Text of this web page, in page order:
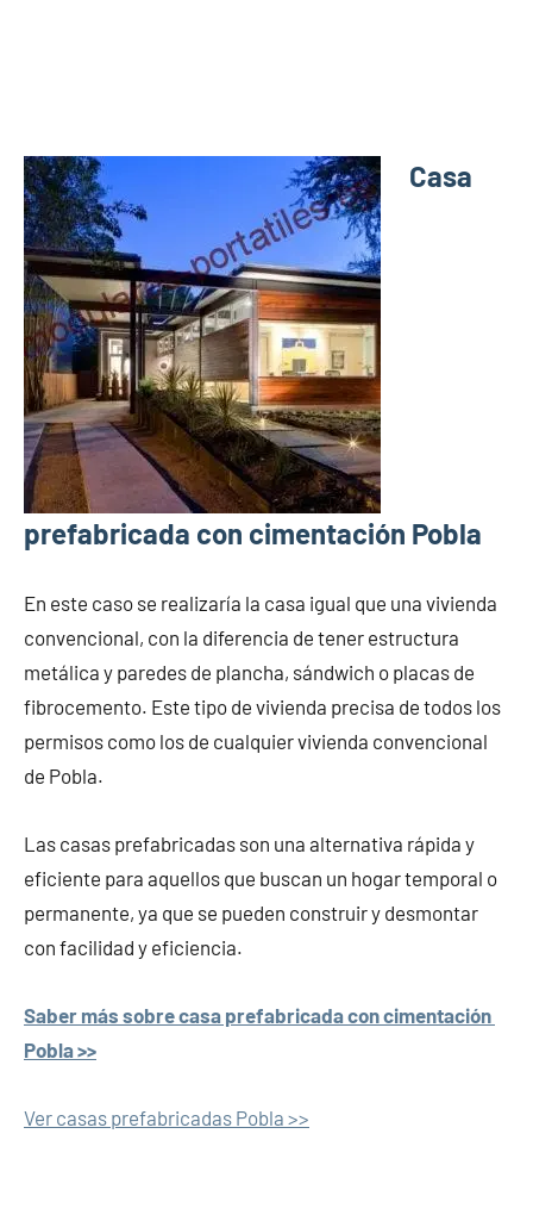
Casa
prefabricada con cimentación Pobla
En este caso se realizaría la casa igual que una vivienda
convencional, con la diferencia de tener estructura
metálica y paredes de plancha, sándwich o placas de
fibrocemento. Este tipo de vivienda precisa de todos los
permisos como los de cualquier vivienda convencional
de Pobla.
Las casas prefabricadas son una alternativa rápida y
eficiente para aquellos que buscan un hogar temporal o
permanente, ya que se pueden construir y desmontar
con facilidad y eficiencia.
Saber más sobre casa prefabricada con cimentación
Pobla >>
Ver casas prefabricadas Pobla >>